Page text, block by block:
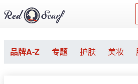
品牌A-Z 专题 护肤 美妆